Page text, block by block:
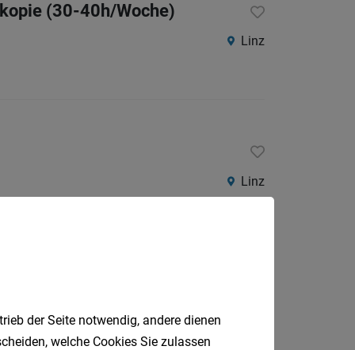
(30-40h/Woche)
Linz
Linz
der Seite notwendig, andere dienen
welche Cookies Sie zulassen